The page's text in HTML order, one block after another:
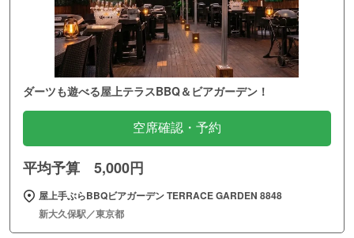
ダーツも遊べる屋上テラスBBQ＆ビアガーデン！
空席確認・予約
平均予算 5,000円
屋上手ぶらBBQビアガーデン TERRACE GARDEN 8848
新大久保駅／東京都